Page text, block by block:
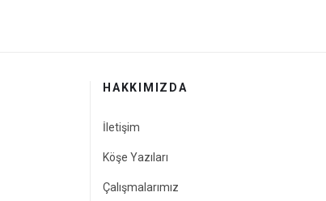
HAKKIMIZDA
İletişim
Köşe Yazıları
Çalışmalarımız